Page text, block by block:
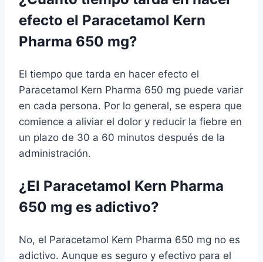
efecto el Paracetamol Kern
Pharma 650 mg?
El tiempo que tarda en hacer efecto el
Paracetamol Kern Pharma 650 mg puede variar
en cada persona. Por lo general, se espera que
comience a aliviar el dolor y reducir la fiebre en
un plazo de 30 a 60 minutos después de la
administración.
¿El Paracetamol Kern Pharma
650 mg es adictivo?
No, el Paracetamol Kern Pharma 650 mg no es
adictivo. Aunque es seguro y efectivo para el